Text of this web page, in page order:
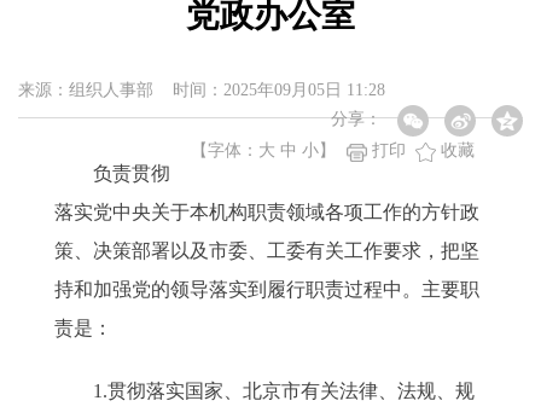
党政办公室
来源：组织人事部 时间：2025年09月05日 11:28
分享：
【字体： 大 中 小 】 打印 收藏
负责贯彻
落实党中央关于本机构职责领域各项工作的方针政
策、决策部署以及市委、工委有关工作要求，把坚
持和加强党的领导落实到履行职责过程中。主要职
责是：
1.贯彻落实国家、北京市有关法律、法规、规